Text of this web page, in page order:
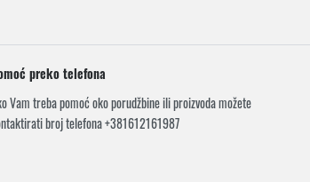
preko telefona
Vam treba pomoć oko porudžbine ili proizvoda možete
broj telefona +381612161987